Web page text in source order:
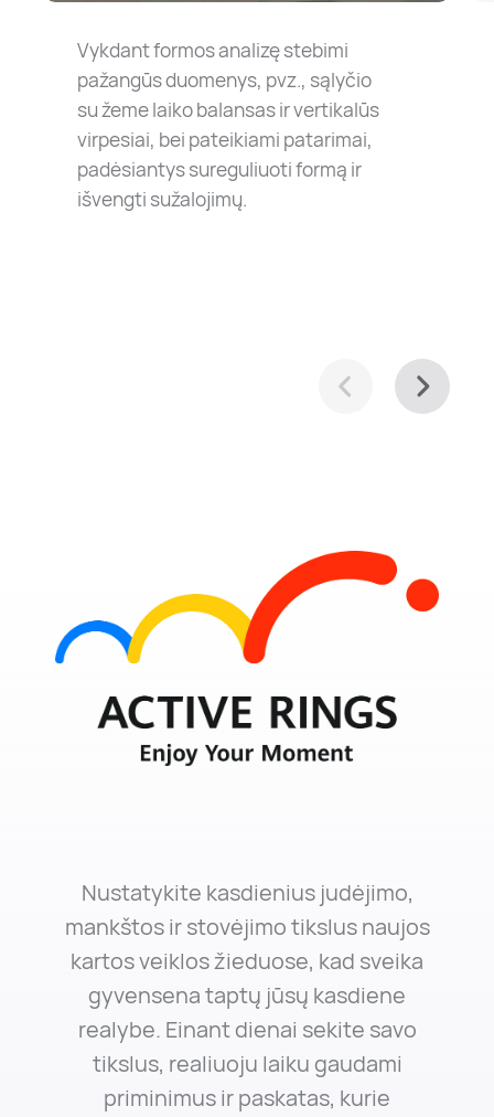
Vykdant formos analizę stebimi
pažangūs duomenys, pvz., sąlyčio
su žeme laiko balansas ir vertikalūs
virpesiai, bei pateikiami patarimai,
padėsiantys sureguliuoti formą ir
išvengti sužalojimų.
Nustatykite kasdienius judėjimo,
mankštos ir stovėjimo tikslus naujos
kartos veiklos žieduose, kad sveika
gyvensena taptų jūsų kasdiene
realybe. Einant dienai sekite savo
tikslus, realiuoju laiku gaudami
priminimus ir paskatas, kurie